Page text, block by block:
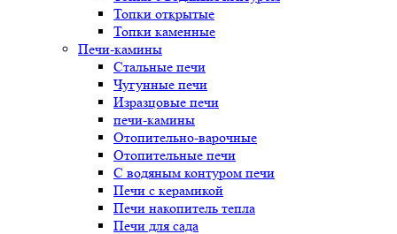
Топки открытые
Топки каменные
Печи-камины
Стальные печи
Чугунные печи
Изразцовые печи
печи-камины
Отопительно-варочные
Отопительные печи
С водяным контуром печи
Печи с керамикой
Печи накопитель тепла
Печи для сада